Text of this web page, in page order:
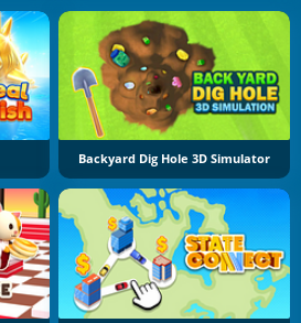
Backyard Dig Hole 3D Simulator